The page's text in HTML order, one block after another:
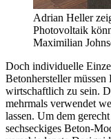
Adrian Heller
Photovoltaik
Maximilian
Doch individuelle
Betonhersteller
wirtschaftlich zu sein.
mehrmals verwendet
lassen. Um dem
sechseckiges Beton-